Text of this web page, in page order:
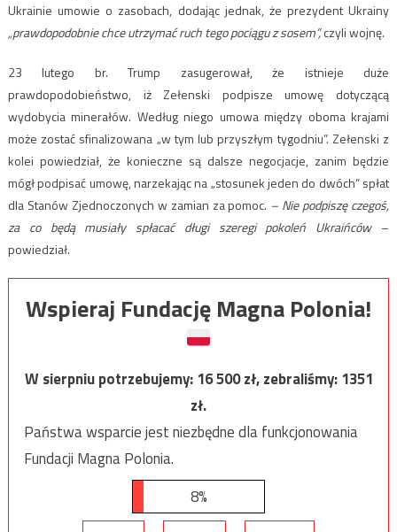
Ukrainie umowie o zasobach, dodając jednak, że prezydent Ukrainy
„prawdopodobnie chce utrzymać ruch tego pociągu z sosem”,czyli wojnę.
23 lutego br. Trump zasugerował, że istnieje duże
prawdopodobieństwo, iż Zełenski podpisze umowę dotyczącą
wydobycia minerałów. Według niego umowa między oboma krajami
może zostać sfinalizowana „w tym lub przyszłym tygodniu”. Zełenski z
kolei powiedział, że konieczne są dalsze negocjacje, zanim będzie
mógł podpisać umowę, narzekając na „stosunek jeden do dwóch” spłat
dla Stanów Zjednoczonych w zamian za pomoc. – Nie podpiszę czegoś,
za co będą musiały spłacać długi szeregi pokoleń Ukraińców–
powiedział.
Wspieraj Fundację Magna Polonia!
W sierpniu potrzebujemy:16 500zł, zebraliśmy:1351
zł.
Państwa wsparcie jest niezbędne dla funkcjonowania
Fundacji Magna Polonia.
8%